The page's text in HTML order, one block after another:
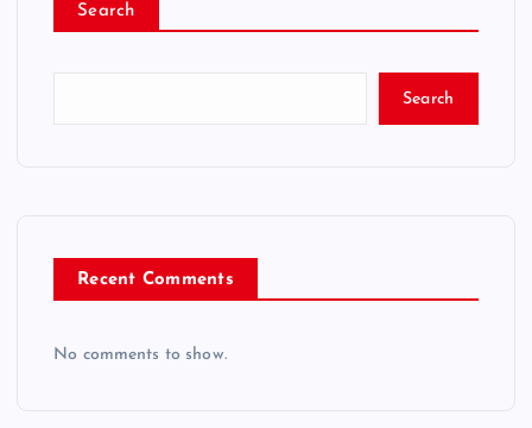
Search
Search
Recent Comments
No comments to show.